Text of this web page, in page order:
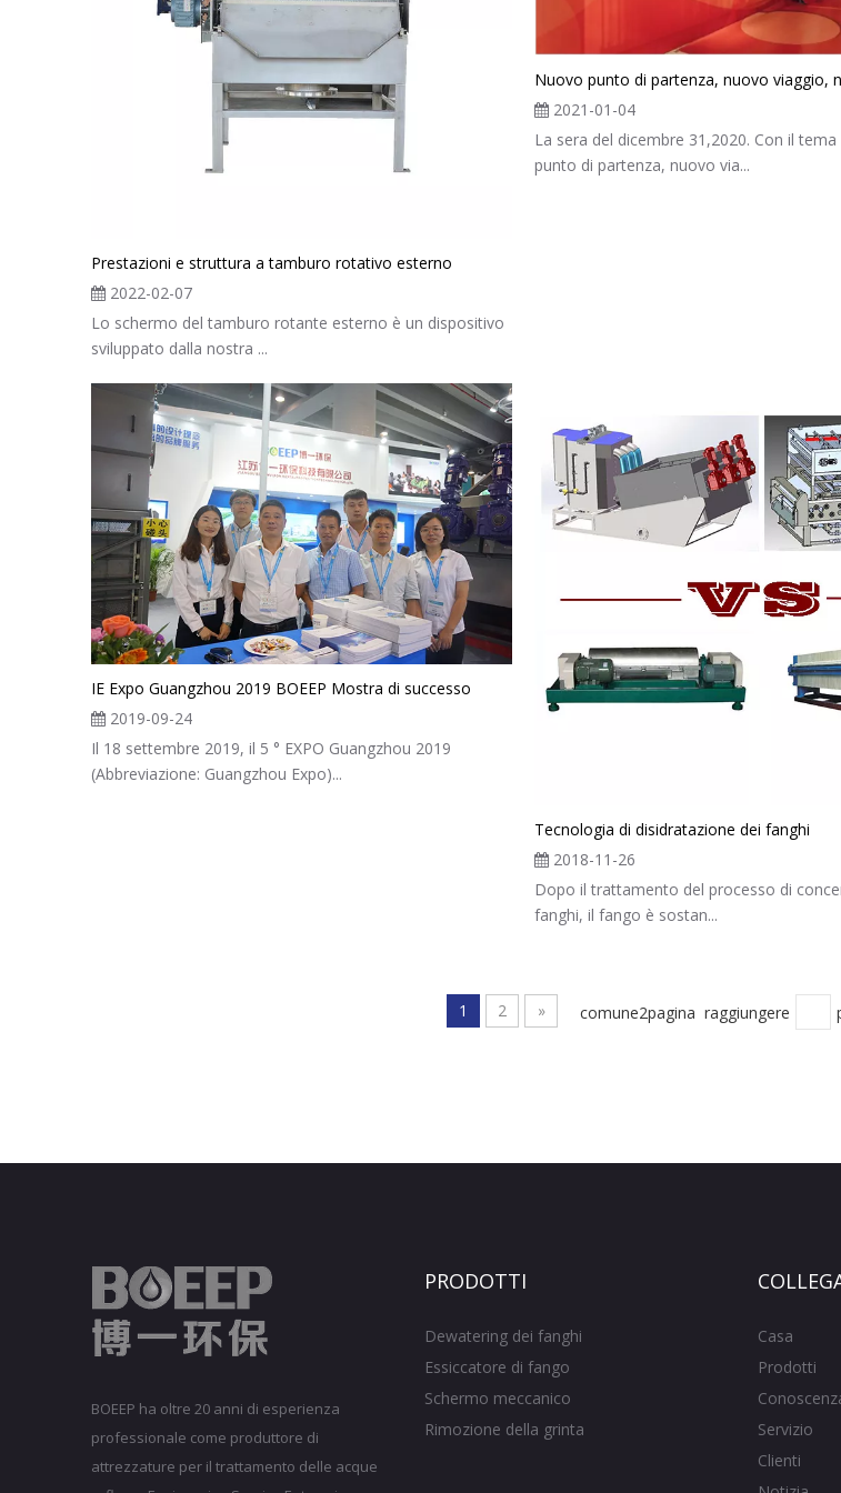
Prestazioni e struttura a tamburo rotativo esterno
2022-02-07
Lo schermo del tamburo rotante esterno è un dispositivo
sviluppato dalla nostra ...
2021-01-04
La sera del dicembre 31,2020. Con il
punto di partenza, nuovo via...
IE Expo Guangzhou 2019 BOEEP Mostra di successo
2019-09-24
Il 18 settembre 2019, il 5 ° EXPO Guangzhou 2019
(Abbreviazione: Guangzhou Expo)...
Tecnologia di disidratazione dei fanghi
2018-11-26
Dopo il trattamento del processo di
fanghi, il fango è sostan...
1 2 » comune2pagina raggiungere
BOEEP ha oltre 20 anni di esperienza
professionale come produttore di
attrezzature per il trattamento delle acque
PRODOTTI
Dewatering dei fanghi
Essiccatore di fango
Schermo meccanico
Rimozione della grinta
Casa
Prodotti
Servizio
Clienti